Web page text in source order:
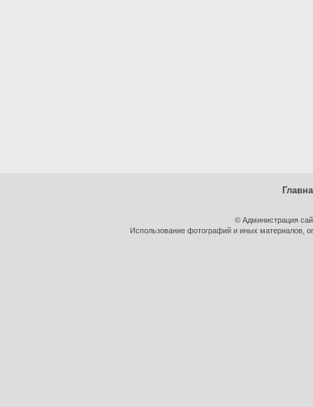
© Администрация
Использование фотографий и иных материалов,